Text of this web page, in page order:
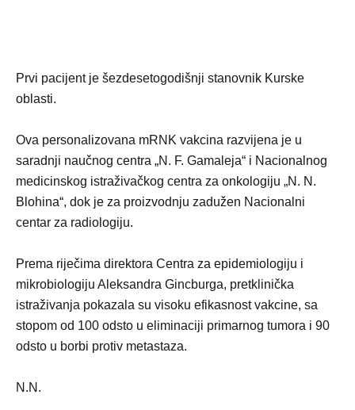
Prvi pacijent je šezdesetogodišnji stanovnik Kurske
oblasti.
Ova personalizovana mRNK vakcina razvijena je u
saradnji naučnog centra „N. F. Gamaleja“ i Nacionalnog
medicinskog istraživačkog centra za onkologiju „N. N.
Blohina“, dok je za proizvodnju zadužen Nacionalni
centar za radiologiju.
Prema riječima direktora Centra za epidemiologiju i
mikrobiologiju Aleksandra Gincburga, pretklinička
istraživanja pokazala su visoku efikasnost vakcine, sa
stopom od 100 odsto u eliminaciji primarnog tumora i 90
odsto u borbi protiv metastaza.
N.N.